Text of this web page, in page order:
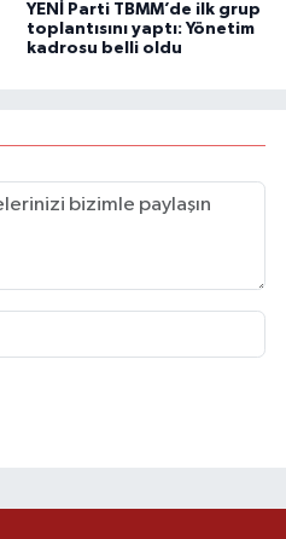
YENİ Parti TBMM’de ilk grup
toplantısını yaptı: Yönetim
kadrosu belli oldu